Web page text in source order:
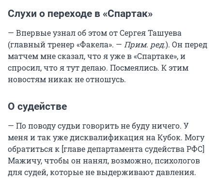
Слухи о переходе в «Спартак»
— Впервые узнал об этом от Сергея Ташуева
(главный тренер «Факела». — Прим. ред.). Он перед
матчем мне сказал, что я уже в «Спартаке», и
спросил, что я тут делаю. Посмеялись. К этим
новостям никак не отношусь.
О судействе
— По поводу судьи говорить не буду ничего. У
меня и так уже дисквалификация на Кубок. Могу
обратиться к [главе департамента судейства РФС]
Мажичу, чтобы он нанял, возможно, психологов
для судей, которые не выдерживают давления.